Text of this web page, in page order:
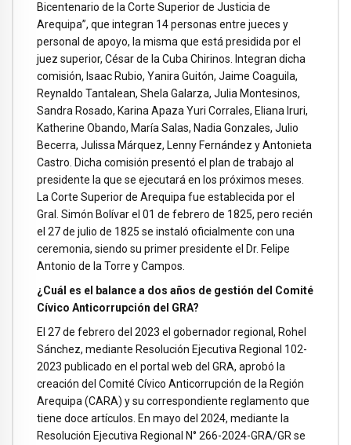
Bicentenario de la Corte Superior de Justicia de
Arequipa”, que integran 14 personas entre jueces y
personal de apoyo, la misma que está presidida por el
juez superior, César de la Cuba Chirinos. Integran dicha
comisión, Isaac Rubio, Yanira Guitón, Jaime Coaguila,
Reynaldo Tantalean, Shela Galarza, Julia Montesinos,
Sandra Rosado, Karina Apaza Yuri Corrales, Eliana Iruri,
Katherine Obando, María Salas, Nadia Gonzales, Julio
Becerra, Julissa Márquez, Lenny Fernández y Antonieta
Castro. Dicha comisión presentó el plan de trabajo al
presidente la que se ejecutará en los próximos meses.
La Corte Superior de Arequipa fue establecida por el
Gral. Simón Bolívar el 01 de febrero de 1825, pero recién
el 27 de julio de 1825 se instaló oficialmente con una
ceremonia, siendo su primer presidente el Dr. Felipe
Antonio de la Torre y Campos.
¿Cuál es el balance a dos años de gestión del Comité
Cívico Anticorrupción del GRA?
El 27 de febrero del 2023 el gobernador regional, Rohel
Sánchez, mediante Resolución Ejecutiva Regional 102-
2023 publicado en el portal web del GRA, aprobó la
creación del Comité Cívico Anticorrupción de la Región
Arequipa (CARA) y su correspondiente reglamento que
tiene doce artículos. En mayo del 2024, mediante la
Resolución Ejecutiva Regional N° 266-2024-GRA/GR se